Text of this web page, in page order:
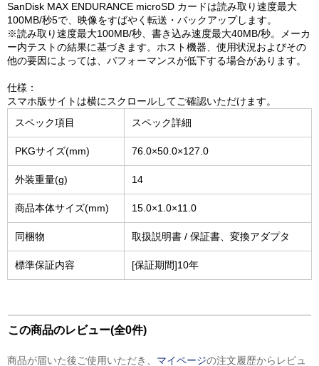
SanDisk MAX ENDURANCE microSD カードは読み取り速度最大
100MB/秒5で、映像をすばやく転送・バックアップします。
※読み取り速度最大100MB/秒、書き込み速度最大40MB/秒。メーカ
ー内テストの結果に基づきます。ホスト機器、使用状況およびその
他の要因によっては、パフォーマンスが低下する場合があります。
仕様：
スマホ版サイトは横にスクロールしてご確認いただけます。
スペック項目
スペック詳細
PKGサイズ(mm) 76.0×50.0×127.0
外装重量(g) 14
商品本体サイズ(mm) 15.0×1.0×11.0
同梱物 取扱説明書 / 保証書、変換アダプタ
標準保証内容 [保証期間]10年
この商品のレビュー(全0件)
商品が届いた後ご使用いただき、 マイページの注文履歴からレビュ